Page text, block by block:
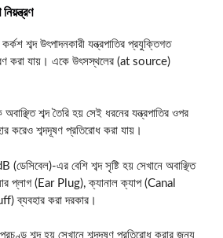
কর্কশ শব্দ উৎপাদনকারী যন্ত্রপাতির প্রযুক্তিগত
করা যায়। একে উৎসস্থলের (at source)
শব্দ তৈরি হয় সেই ধরনের যন্ত্রপাতির ওপর
করেও শব্দদূষণ প্রতিরোধ করা যায়।
এর বেশি শব্দ সৃষ্টি হয় সেখানে অবাঞ্ছিত
প্লাগ (Ear Plug), ক্যানাল ক্যাপ (Canal
ব্যবহার করা দরকার।
শব্দ হয় সেখানে শব্দদূষণ প্রতিরোধ করার জন্য